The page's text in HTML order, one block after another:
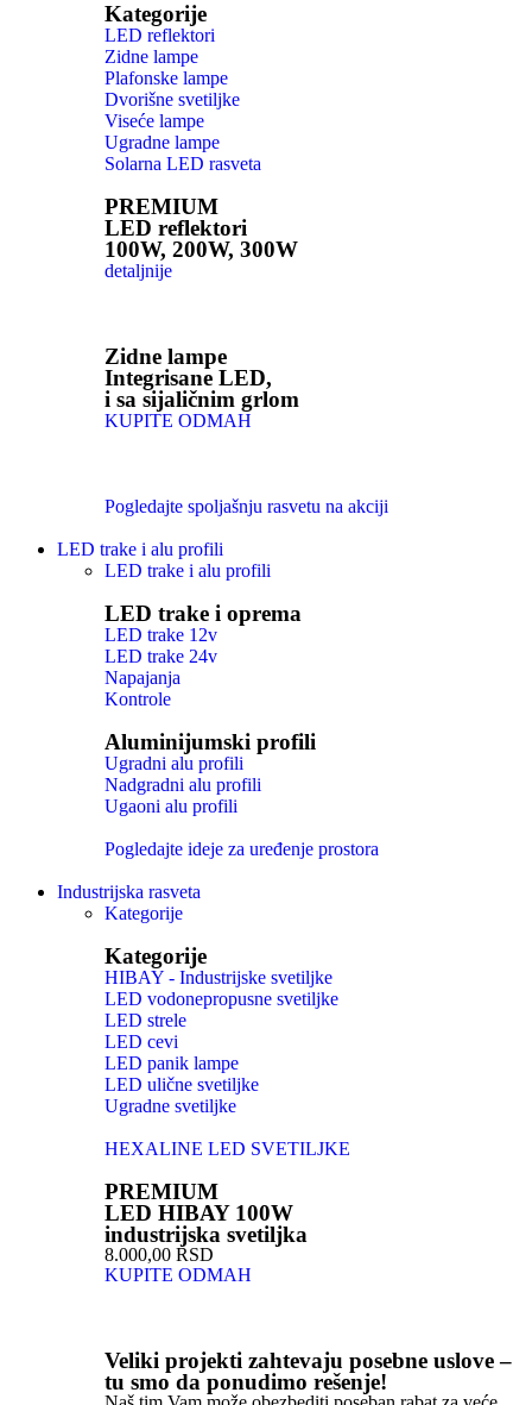
Kategorije
LED reflektori
Zidne lampe
Plafonske lampe
Dvorišne svetiljke
Viseće lampe
Ugradne lampe
Solarna LED rasveta
PREMIUM
LED reflektori
100W, 200W, 300W
detaljnije
Zidne lampe
Integrisane LED,
i sa sijaličnim grlom
KUPITE ODMAH
Pogledajte spoljašnju rasvetu na akciji
LED trake i alu profili
LED trake i alu profili
LED trake i oprema
LED trake 12v
LED trake 24v
Napajanja
Kontrole
Aluminijumski profili
Ugradni alu profili
Nadgradni alu profili
Ugaoni alu profili
Pogledajte ideje za uređenje prostora
Industrijska rasveta
Kategorije
Kategorije
HIBAY - Industrijske svetiljke
LED vodonepropusne svetiljke
LED strele
LED cevi
LED panik lampe
LED ulične svetiljke
Ugradne svetiljke
HEXALINE LED SVETILJKE
PREMIUM
LED HIBAY 100W
industrijska svetiljka
8.000,00 RSD
KUPITE ODMAH
Veliki projekti zahtevaju posebne uslove –
tu smo da ponudimo rešenje!